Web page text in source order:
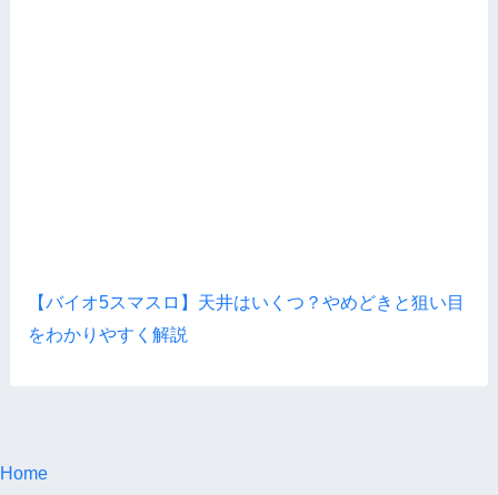
【バイオ5スマスロ】天井はいくつ？やめどきと狙い目
をわかりやすく解説
Home